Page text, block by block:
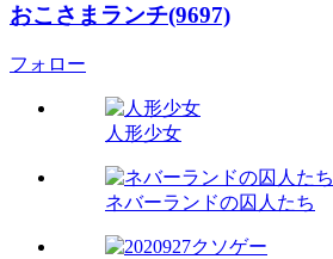
おこさまランチ(9697)
フォロー
人形少女
ネバーランドの囚人たち